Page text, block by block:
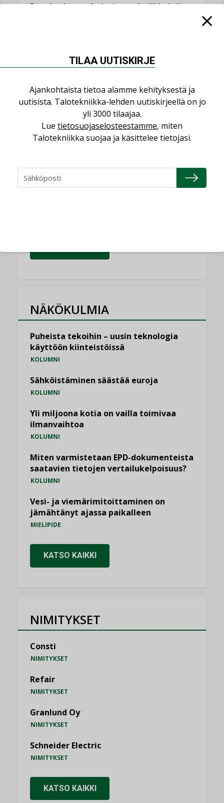
Datakeskusurakointi on tekniikkalaji
yhdistävät useita teknisiä osaamisalueita
AJANKOHTAISTA
Kolumni: Ilmastonmuutos muuttaa
rakennusten korjaustarpeita
KOLUMNI,LEHDEN ARTIKKELIT,TILAAJILLE
NÄKÖKULMIA
Puheista tekoihin – uusin teknologia
käyttöön kiinteistöissä
KOLUMNI
Sähköistäminen säästää euroja
KOLUMNI
Yli miljoona kotia on vailla toimivaa
ilmanvaihtoa
KOLUMNI
Miten varmistetaan EPD-dokumenteista
saatavien tietojen vertailukelpoisuus?
KOLUMNI
Vesi- ja viemärimitoittaminen on
jämähtänyt ajassa paikalleen
MIELIPIDE
KATSO KAIKKI
NIMITYKSET
Consti
NIMITYKSET
Refair
NIMITYKSET
Granlund Oy
NIMITYKSET
Schneider Electric
NIMITYKSET
KATSO KAIKKI
TILAA UUTISKIRJE
Ajankohtaista tietoa alamme kehityksestä ja
uutisista. Talotekniikka-lehden uutiskirjeellä on jo
yli 3000 tilaajaa.
Lue tietosuojaselosteestamme, miten
Talotekniikka suojaa ja käsittelee tietojasi.